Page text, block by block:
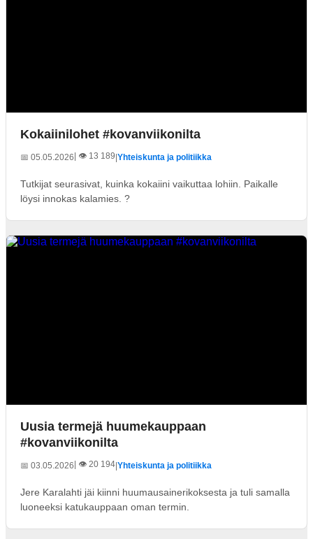
Kokaiinilohet #kovanviikonilta
📅 05.05.2026 | 👁️ 13 189|Yhteiskunta ja politiikka
Tutkijat seurasivat, kuinka kokaiini vaikuttaa lohiin. Paikalle
löysi innokas kalamies. ?
Uusia termejä huumekauppaan
#kovanviikonilta
📅 03.05.2026 | 👁️ 20 194|Yhteiskunta ja politiikka
Jere Karalahti jäi kiinni huumausainerikoksesta ja tuli samalla
luoneeksi katukauppaan oman termin.